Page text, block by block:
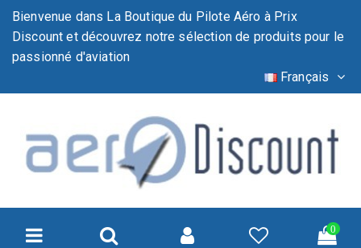
Bienvenue dans La Boutique du Pilote Aéro à Prix
Discount et découvrez notre sélection de produits pour le
passionné d'aviation
Français
0